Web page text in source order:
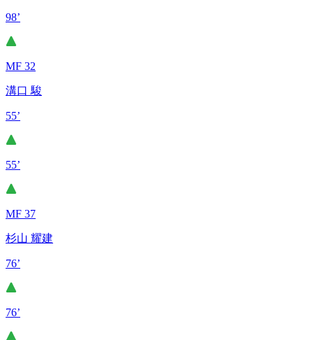
98’
MF 32
溝口 駿
55’
55’
MF 37
杉山 耀建
76’
76’